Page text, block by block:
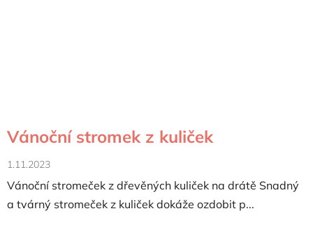
Vánoční stromek z kuliček
1.11.2023
Vánoční stromeček z dřevěných kuliček na drátě Snadný
a tvárný stromeček z kuliček dokáže ozdobit p...